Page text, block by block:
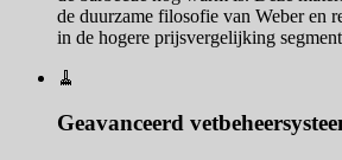
de duurzame filosofie van Weber en
in de hogere prijsvergelijking
🧹
Geavanceerd